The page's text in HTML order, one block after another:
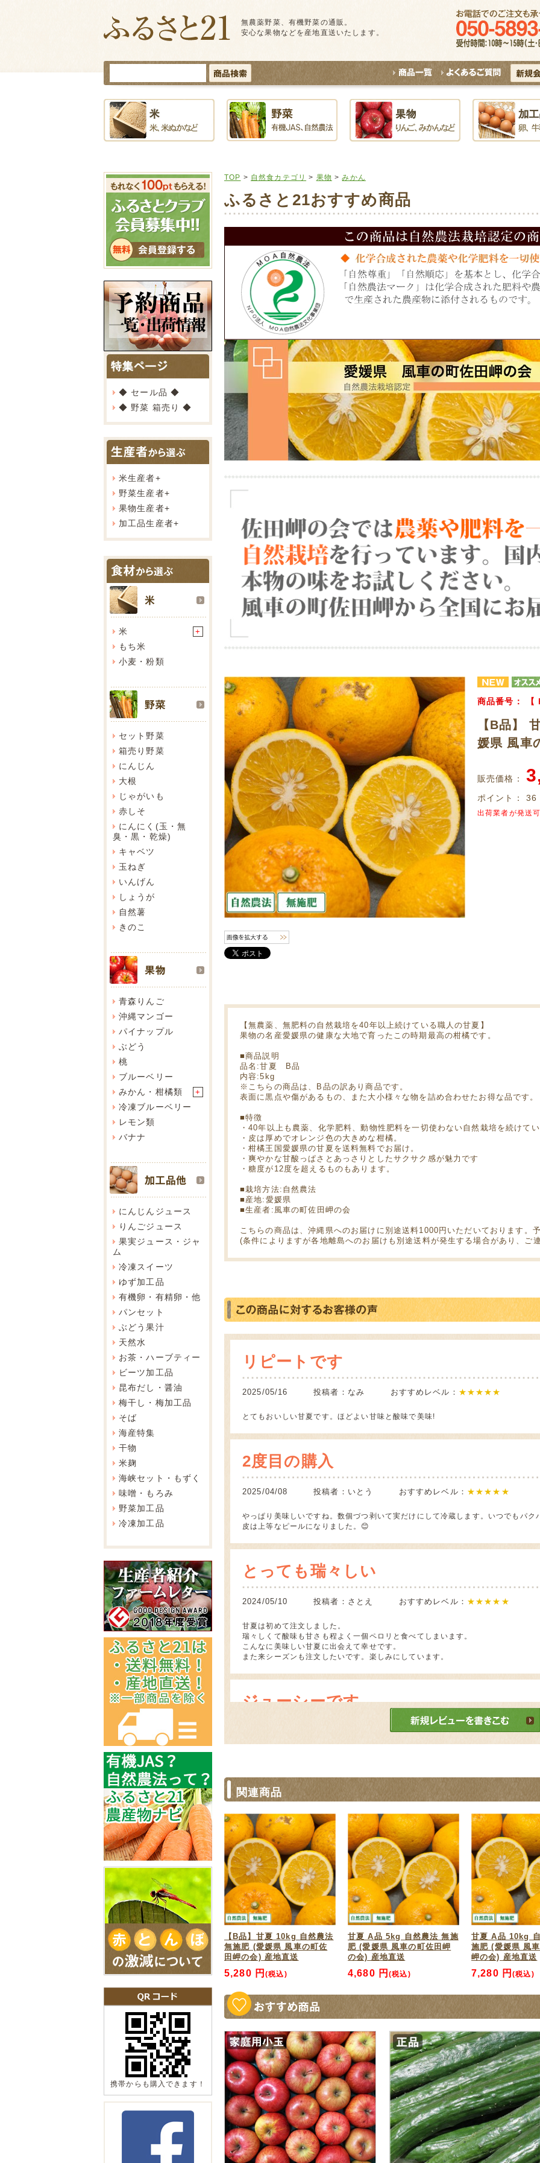
無農薬野菜、有機野菜の通販。
安心な果物などを産地直送いたします。
◆ セール品 ◆
◆ 野菜 箱売り ◆
米生産者+
野菜生産者+
果物生産者+
加工品生産者+
米 +
もち米
小麦・粉類
セット野菜
箱売り野菜
にんじん
大根
じゃがいも
赤しそ
にんにく(玉・無
臭・黒・乾燥)
キャベツ
玉ねぎ
いんげん
しょうが
自然薯
きのこ
青森りんご
沖縄マンゴー
パイナップル
ぶどう
桃
ブルーベリー
みかん・柑橘類
+
冷凍ブルーベリー
レモン類
バナナ
にんじんジュース
りんごジュース
果実ジュース・ジャ
ム
冷凍スイーツ
ゆず加工品
有機卵・有精卵・他
パンセット
ぶどう果汁
天然水
お茶・ハーブティー
ビーツ加工品
昆布だし・醤油
梅干し・梅加工品
そば
海産特集
干物
米麹
海峡セット・もずく
味噌・もろみ
野菜加工品
冷凍加工品
携帯からも購入できます！
TOP > 自然食カテゴリ > 果物 > みかん
ふるさと21おすすめ商品
商品番号： 【
【B品】
媛県 風車
販売価格：
ポイント： 36
出荷業者が発送
【無農薬、無肥料の自然栽培を40年以上続けている職人の甘夏】
果物の名産愛媛県の健康な大地で育ったこの時期最高の柑橘です。
■商品説明
品名:甘夏 B品
内容:5kg
※こちらの商品は、B品の訳あり商品です。
表面に黒点や傷があるもの、また大小様々な物を詰め合わせたお得な品です。
■特徴
・40年以上も農薬、化学肥料、動物性肥料を一切使わない自然栽培を続けて
・皮は厚めでオレンジ色の大きめな柑橘。
・柑橘王国愛媛県の甘夏を送料無料でお届け。
・爽やかな甘酸っぱさとあっさりとしたサクサク感が魅力です
・糖度が12度を超えるものもあります。
■栽培方法:自然農法
■産地:愛媛県
■生産者:風車の町佐田岬の会
こちらの商品は、沖縄県へのお届けに別途送料1000円いただいております。
(条件によりますが各地離島へのお届けも別途送料が発生する場合があり、ご
リピートです
2025/05/16 投稿者：なみ おすすめレベル： ★★★★★
とてもおいしい甘夏です。ほどよい甘味と酸味で美味!
2度目の購入
2025/04/08 投稿者：いとう おすすめレベル： ★★★★★
やっぱり美味しいですね。数個づつ剥いて実だけにして冷蔵します。いつでもパク
皮は上等なピールになりました。😊
とっても瑞々しい
2024/05/10 投稿者：さとえ おすすめレベル： ★★★★★
甘夏は初めて注文しました。
瑞々しくて酸味も甘さも程よく一個ペロリと食べてしまいます。
こんなに美味しい甘夏に出会えて幸せです。
また来シーズンも注文したいです。楽しみにしています。
ジューシーです
2024/03/29 投稿者：ぽん おすすめレベル：★★★★
満足❣️
2023/06/02 投稿者：けいたん おすすめレベル：★★★★★
注文して程なくして宅配便が到着しました。そして食べたら、とってもジューシ
す。
とてもおいしく頂きました
2023/05/19 投稿者： 原田ひろみおすすめレベル：★★★★
ーに出回っており、安心して食べられるものがありませんでした。無農薬で作って
食べるりんごに続き、新たに甘夏も注文させて頂きました。無施肥なのでさぞ酸
とてもおいしい甘さでした。色々と工夫なさった努力の賜物と思います。農作業は
甘夏10キロ
2023/05/17 投稿者：前山一美 おすすめレベル：★★★★★
とてもみずみずしく、味も酸っぱいけど
美味しい。クセになる甘夏です。本当に
美味しかった。10キロ買って無くなった
から5キロ再度注文します。
関連商品
【B品】甘夏 10kg 自然農法
無施肥 (愛媛県 風車の町佐
田岬の会) 産地直送
5,280 円(税込)
甘夏 A品 5kg 自然農法 無施
肥 (愛媛県 風車の町佐田岬
の会) 産地直送
4,680 円(税込)
甘夏 A品 10kg
施肥 (愛媛県 風
岬の会) 産地直送
7,280 円(税込)